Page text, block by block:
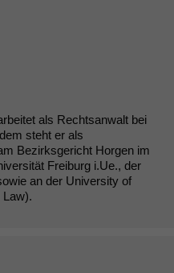
als Rechtsanwalt bei
steht er als
Bezirksgericht Horgen im
Freiburg i.Ue., der
an der University of